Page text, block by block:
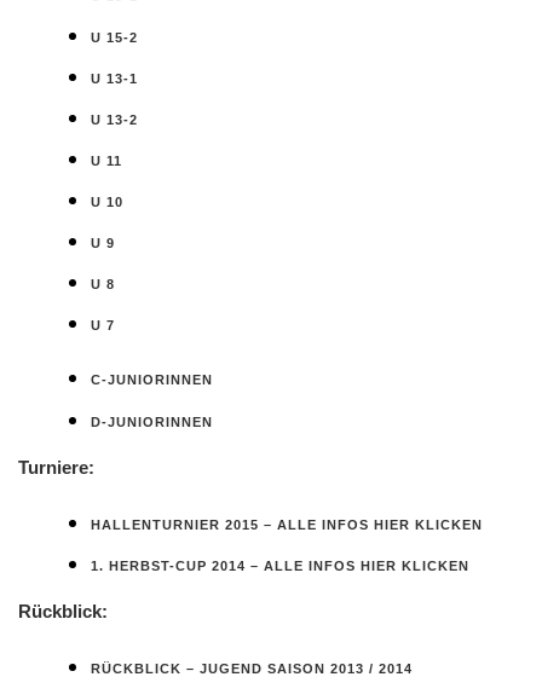
U 15-2
U 13-1
U 13-2
U 11
U 10
U 9
U 8
U 7
C-JUNIORINNEN
D-JUNIORINNEN
Turniere:
HALLENTURNIER 2015 – ALLE INFOS HIER KLICKEN
1. HERBST-CUP 2014 – ALLE INFOS HIER KLICKEN
Rückblick:
RÜCKBLICK – JUGEND SAISON 2013 / 2014